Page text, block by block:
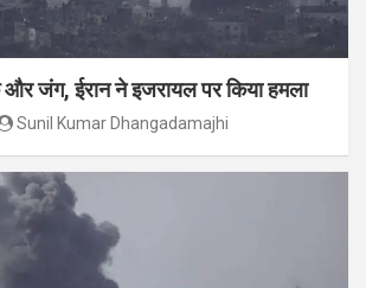
जंग, ईरान ने इजरायल पर किया हमला
Sunil Kumar Dhangadamajhi